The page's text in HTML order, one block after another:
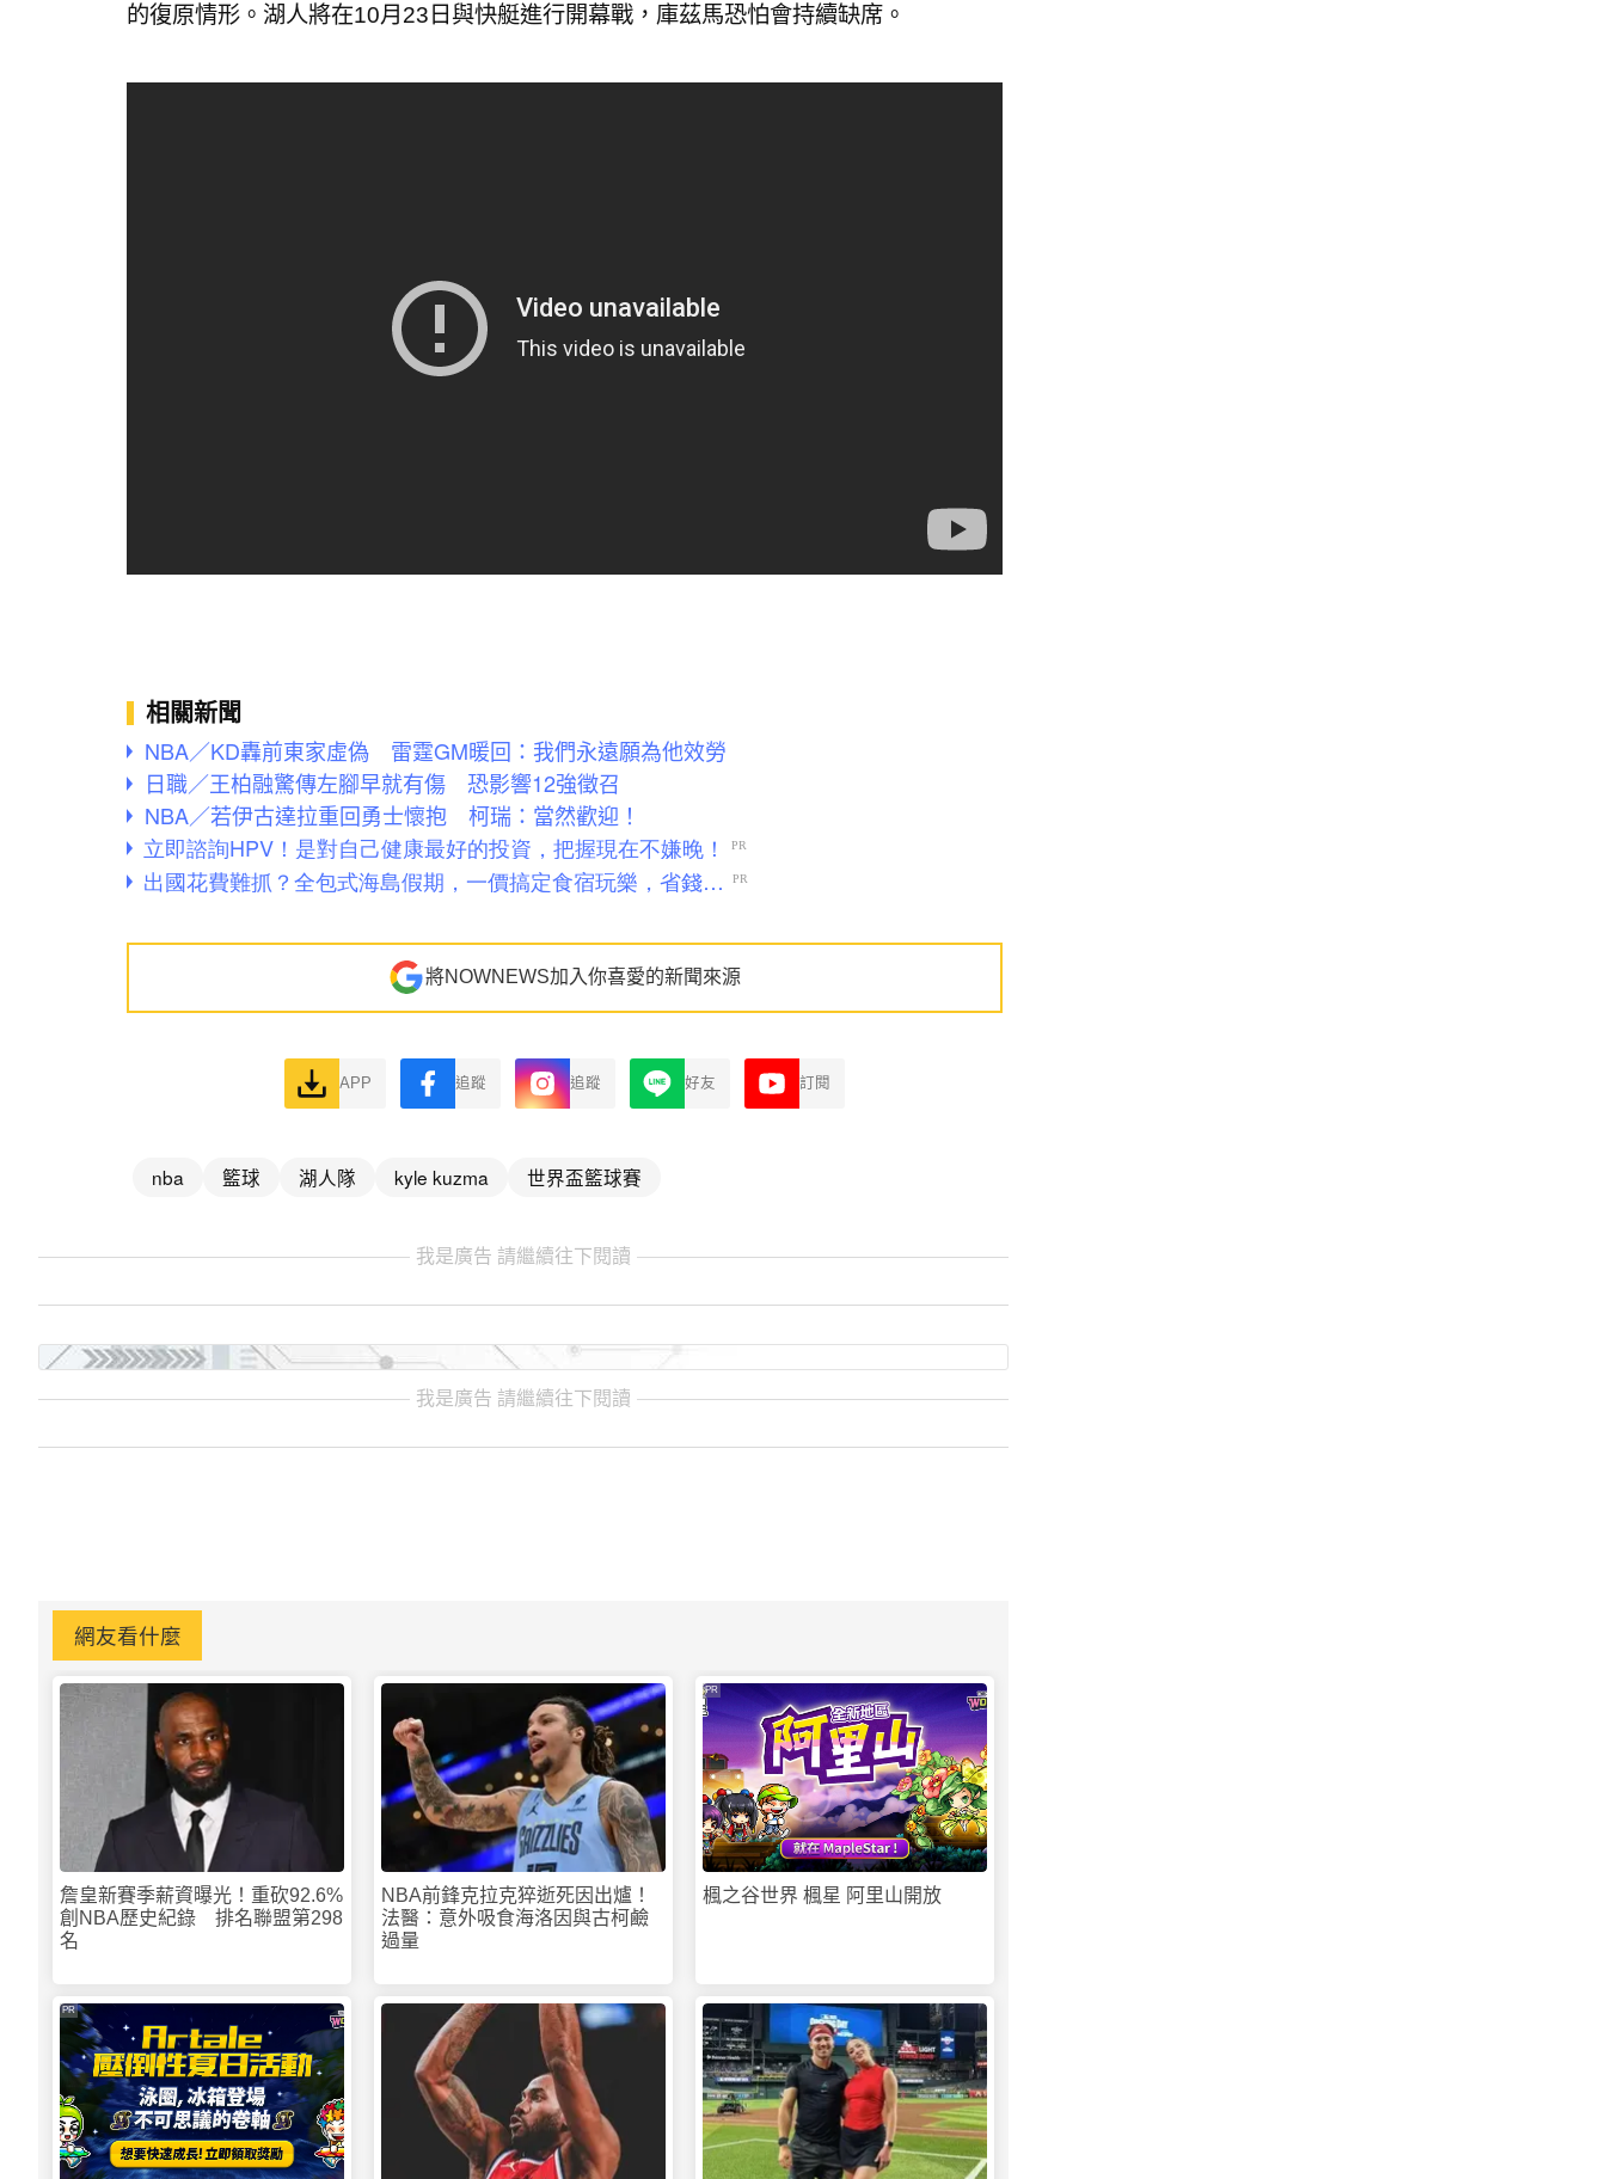
的復原情形。湖人將在10月23日與快艇進行開幕戰，庫茲馬恐怕會持續缺席。
相關新聞
NBA／KD轟前東家虛偽 雷霆GM暖回：我們永遠願為他效勞
日職／王柏融驚傳左腳早就有傷 恐影響12強徵召
NBA／若伊古達拉重回勇士懷抱 柯瑞：當然歡迎！
將NOWNEWS加入你喜愛的新聞來源
APP 追蹤 追蹤 好友 訂閱
nba 籃球 湖人隊 kyle kuzma 世界盃籃球賽
我是廣告 請繼續往下閱讀
我是廣告 請繼續往下閱讀
網友看什麼
詹皇新賽季薪資曝光！重砍92.6%
創NBA歷史紀錄 排名聯盟第298
名
NBA前鋒克拉克猝逝死因出爐！
法醫：意外吸食海洛因與古柯鹼
過量
楓之谷世界 楓星 阿里山開放
PR
PR